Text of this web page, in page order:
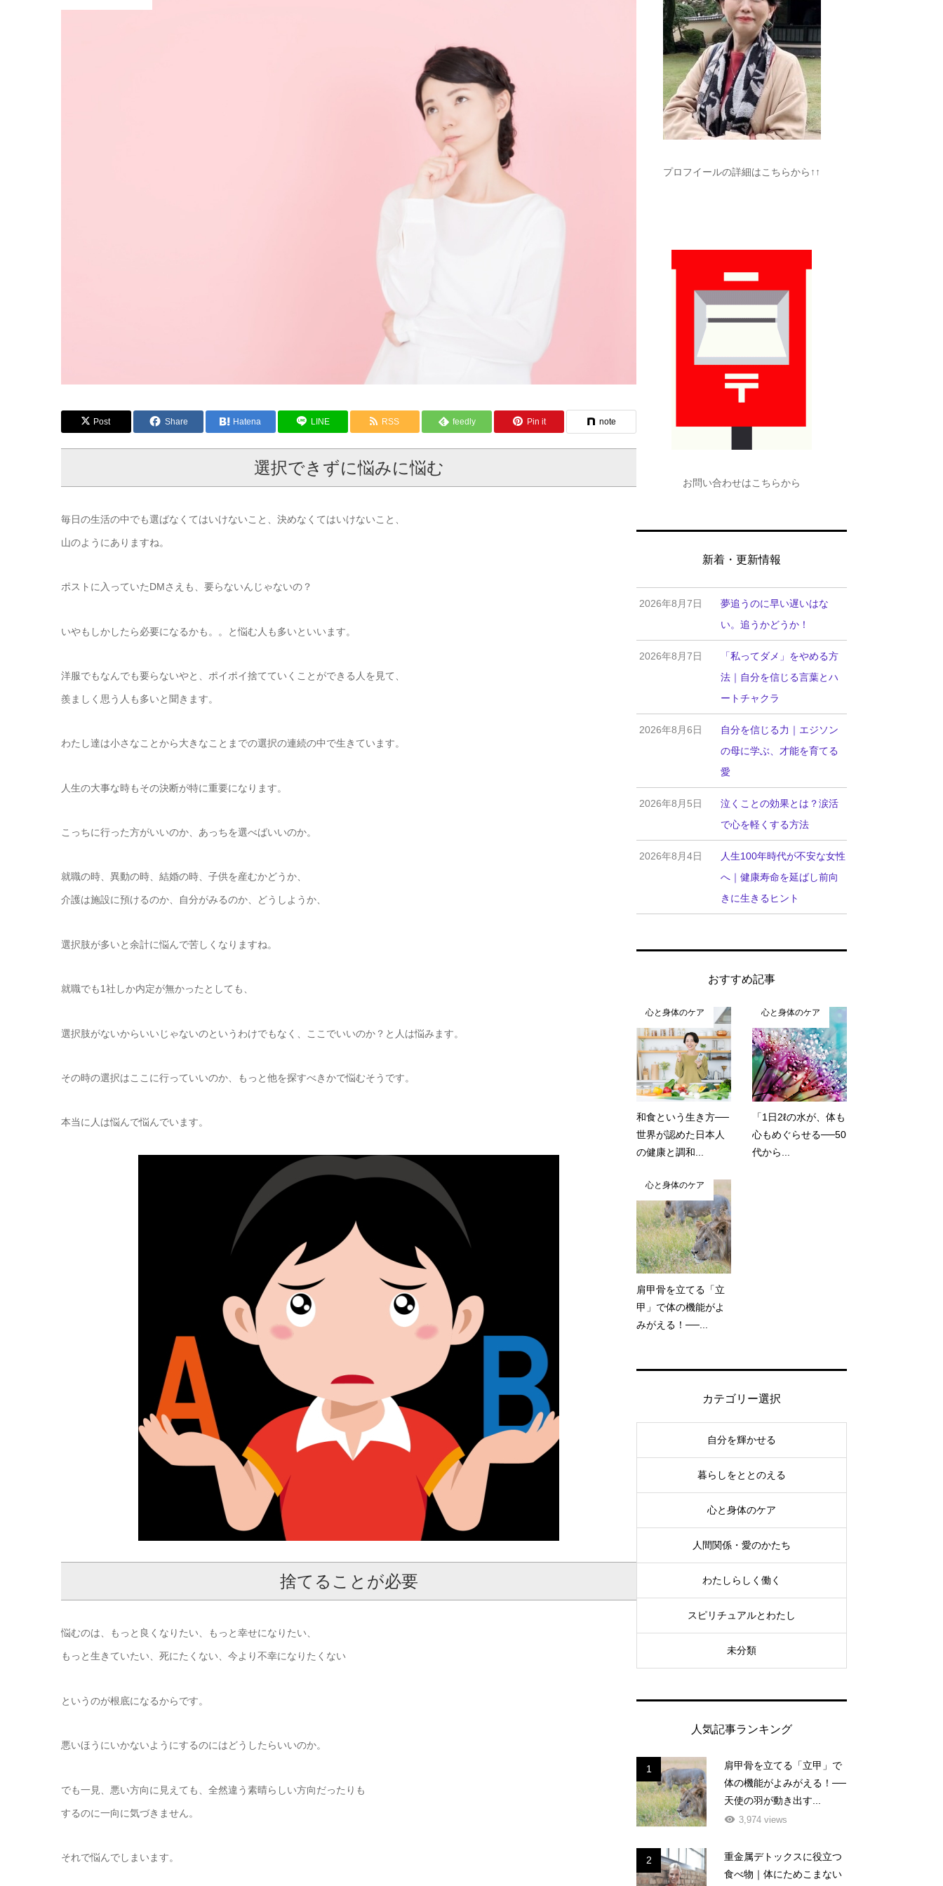
Post Share Hatena LINE RSS feedly Pin it note
選択できずに悩みに悩む
毎日の生活の中でも選ばなくてはいけないこと、決めなくてはいけないこと、
山のようにありますね。
ポストに入っていたDMさえも、要らないんじゃないの？
いやもしかしたら必要になるかも。。と悩む人も多いといいます。
洋服でもなんでも要らないやと、ポイポイ捨てていくことができる人を見て、
羨ましく思う人も多いと聞きます。
わたし達は小さなことから大きなことまでの選択の連続の中で生きています。
人生の大事な時もその決断が特に重要になります。
こっちに行った方がいいのか、あっちを選べばいいのか。
就職の時、異動の時、結婚の時、子供を産むかどうか、
介護は施設に預けるのか、自分がみるのか、どうしようか、
選択肢が多いと余計に悩んで苦しくなりますね。
就職でも1社しか内定が無かったとしても、
選択肢がないからいいじゃないのというわけでもなく、ここでいいのか？と人は悩みます。
その時の選択はここに行っていいのか、もっと他を探すべきかで悩むそうです。
本当に人は悩んで悩んでいます。
捨てることが必要
悩むのは、もっと良くなりたい、もっと幸せになりたい、
もっと生きていたい、死にたくない、今より不幸になりたくない
というのが根底になるからです。
悪いほうにいかないようにするのにはどうしたらいいのか。
でも一見、悪い方向に見えても、全然違う素晴らしい方向だったりも
するのに一向に気づきません。
それで悩んでしまいます。
プロフイールの詳細はこちらから↑↑
お問い合わせはこちらから
新着・更新情報
2026年8月7日
夢追うのに早い遅いはな
い。追うかどうか！
2026年8月7日
「私ってダメ」をやめる方
法｜自分を信じる言葉とハ
ートチャクラ
2026年8月6日
自分を信じる力｜エジソン
の母に学ぶ、才能を育てる
愛
2026年8月5日
泣くことの効果とは？涙活
で心を軽くする方法
2026年8月4日
人生100年時代が不安な女性
へ｜健康寿命を延ばし前向
きに生きるヒント
おすすめ記事
心と身体のケア
和食という生き方──
世界が認めた日本人
の健康と調和...
心と身体のケア
「1日2ℓの水が、体も
心もめぐらせる──50
代から...
心と身体のケア
肩甲骨を立てる「立
甲」で体の機能がよ
みがえる！──...
カテゴリー選択
自分を輝かせる
暮らしをととのえる
心と身体のケア
人間関係・愛のかたち
わたしらしく働く
スピリチュアルとわたし
未分類
人気記事ランキング
1
肩甲骨を立てる「立甲」で
体の機能がよみがえる！──
天使の羽が動き出す...
3,974 views
2
重金属デトックスに役立つ
食べ物｜体にためこまない